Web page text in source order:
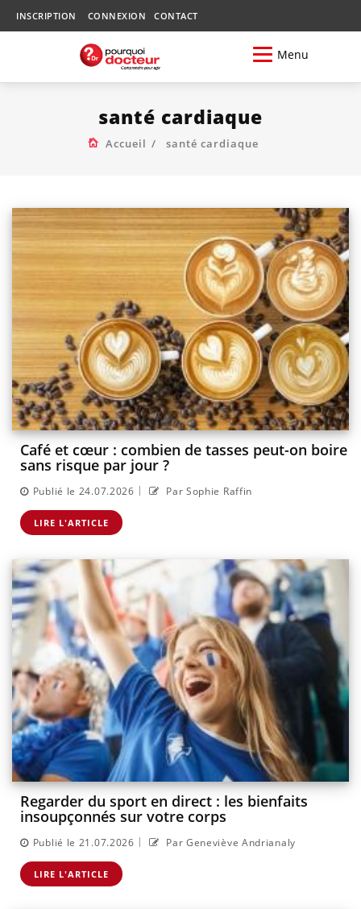
INSCRIPTION CONNEXION CONTACT
Menu
santé cardiaque
Accueil santé cardiaque
Café et cœur : combien de tasses peut-on boire
sans risque par jour ?
Publié le 24.07.2026 | Par Sophie Raffin
LIRE L'ARTICLE
Regarder du sport en direct : les bienfaits
insoupçonnés sur votre corps
Publié le 21.07.2026 | Par Geneviève Andrianaly
LIRE L'ARTICLE